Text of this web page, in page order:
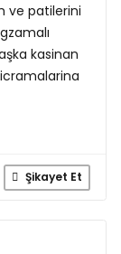
ve patilerini
kasinan
Şikayet Et